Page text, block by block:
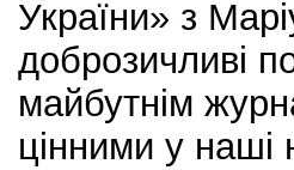
України» з
доброзичливі
майбутнім
цінними у наші